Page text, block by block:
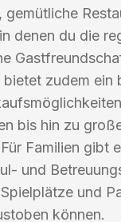
gemütliche
denen du die
zudem ein
bis hin zu
Familien gibt
und
und
können.